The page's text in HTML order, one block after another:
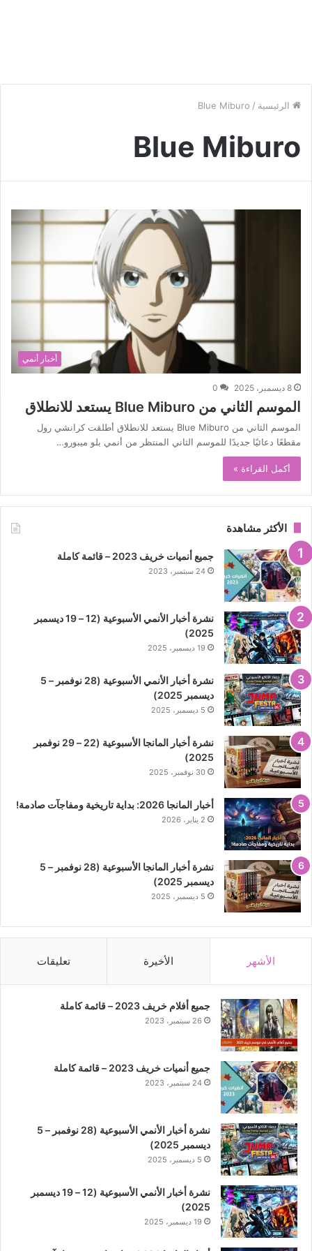
الرئيسية /
Blue Miburo
Blue Miburo
أخبار أنمي
8 ديسمبر، 2025 0
الموسم الثاني من Blue Miburo يستعد للانطلاق
الموسم الثاني من Blue Miburo يستعد للانطلاق أطلقت كرانشي رول
مقطعًا دعائيًا جديدًا للموسم الثاني المنتظر من أنمي بلو ميبورو…
أكمل القراءة »
الأكثر مشاهدة
جميع أنميات خريف 2023 – قائمة كاملة
24 سبتمبر، 2023
نشرة أخبار الأنمي الأسبوعية (12 – 19 ديسمبر
2025)
19 ديسمبر، 2025
نشرة أخبار الأنمي الأسبوعية (28 نوفمبر – 5
ديسمبر 2025)
5 ديسمبر، 2025
نشرة أخبار المانجا الأسبوعية (22 – 29 نوفمبر
2025)
30 نوفمبر، 2025
أخبار المانجا 2026: بداية تاريخية ومفاجآت صادمة!
2 يناير، 2026
نشرة أخبار المانجا الأسبوعية (28 نوفمبر – 5
ديسمبر 2025)
5 ديسمبر، 2025
الأشهر الأخيرة تعليقات
جميع أفلام خريف 2023 – قائمة كاملة
26 سبتمبر، 2023
جميع أنميات خريف 2023 – قائمة كاملة
24 سبتمبر، 2023
نشرة أخبار الأنمي الأسبوعية (28 نوفمبر – 5
ديسمبر 2025)
5 ديسمبر، 2025
نشرة أخبار الأنمي الأسبوعية (12 – 19 ديسمبر
2025)
19 ديسمبر، 2025